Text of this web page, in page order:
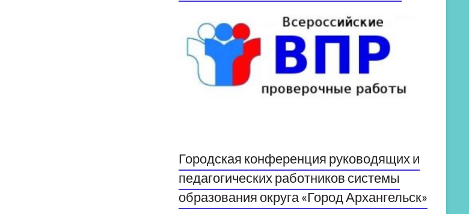
Городская конференция руководящих и
педагогических работников системы
образования округа «Город Архангельск»